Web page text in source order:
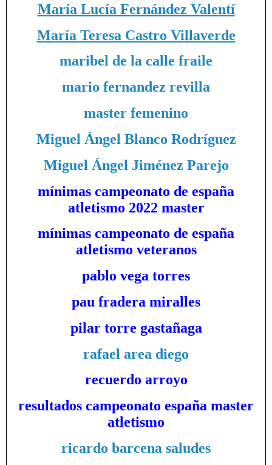
María Lucía Fernández Valentí
María Teresa Castro Villaverde
maribel de la calle fraile
mario fernandez revilla
master femenino
Miguel Ángel Blanco Rodríguez
Miguel Ángel Jiménez Parejo
mínimas campeonato de españa
atletismo 2022 master
mínimas campeonato de españa
atletismo veteranos
pablo vega torres
pau fradera miralles
pilar torre gastañaga
rafael area diego
recuerdo arroyo
resultados campeonato españa master
atletismo
ricardo barcena saludes